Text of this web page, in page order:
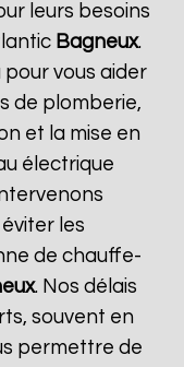
leurs besoins
Bagneux.
vous aider
de plomberie,
et la mise en
électrique
les
de chauffe-
. Nos délais
souvent en
permettre de